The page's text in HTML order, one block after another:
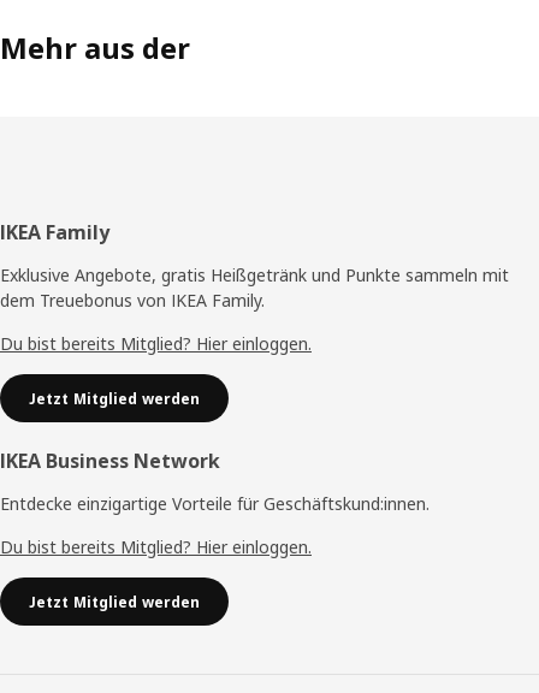
Mehr aus der
Fußzeile
IKEA Family
Exklusive Angebote, gratis Heißgetränk und Punkte sammeln mit
dem Treuebonus von IKEA Family.
Du bist bereits Mitglied? Hier einloggen.
Jetzt Mitglied werden
IKEA Business Network
Entdecke einzigartige Vorteile für Geschäftskund:innen.
Du bist bereits Mitglied? Hier einloggen.
Jetzt Mitglied werden